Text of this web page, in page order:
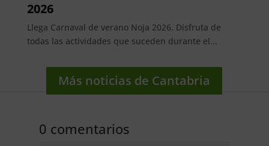
2026
Llega Carnaval de verano Noja 2026. Disfruta de
todas las actividades que suceden durante el...
Más noticias de Cantabria
0 comentarios